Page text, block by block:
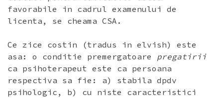
favorabile in cadrul examenului de
licenta, se cheama CSA.
Ce zice costin (tradus in elvish) este
asa: o conditie premergatoare pregatirii
ca psihoterapeut este ca persoana
respectiva sa fie: a) stabila dpdv
psihologic, b) cu niste caracteristici